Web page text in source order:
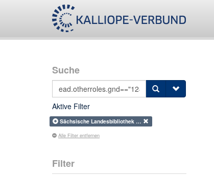
Suche
Aktive Filter
Sächsische Landesbibliothek …
Alle Filter entfernen
Filter